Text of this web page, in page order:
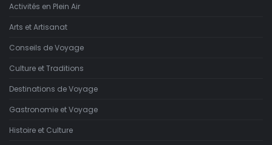
Activités en Plein Air
Arts et Artisanat
Conseils de Voyage
Culture et Traditions
Destinations de Voyage
Gastronomie et Voyage
Histoire et Culture